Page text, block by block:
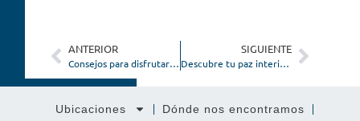
ANTERIOR
Consejos para disfrutar de unas vacaciones seguras en Mallorca
SIGUIENTE
Descubre tu paz interior con retiros de bienestar en Mallorca
Ubicaciones
Dónde nos encontramos